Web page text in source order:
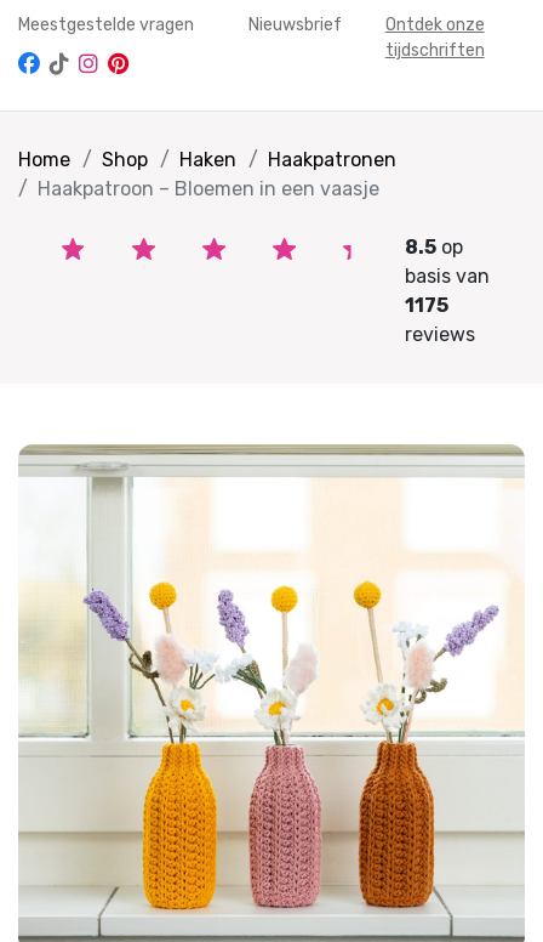
Meestgestelde vragen Nieuwsbrief
Ontdek onze
tijdschriften
Home Shop Haken
Haakpatronen
Haakpatroon – Bloemen in een vaasje
8.5op
basis van
1175
reviews